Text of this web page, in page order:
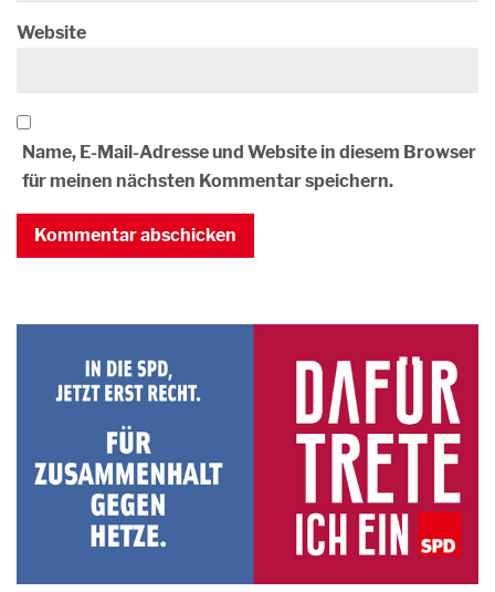
Website
Name, E-Mail-Adresse und Website in diesem Browser
für meinen nächsten Kommentar speichern.